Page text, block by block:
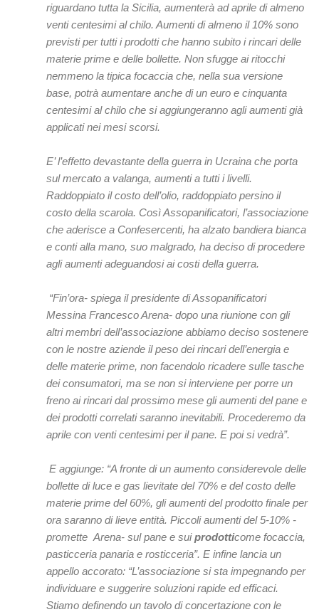
riguardano tutta la Sicilia, aumenterà ad aprile di almeno
venti centesimi al chilo. Aumenti di almeno il 10% sono
previsti per tutti i prodotti che hanno subito i rincari delle
materie prime e delle bollette. Non sfugge ai ritocchi
nemmeno la tipica focaccia che, nella sua versione
base, potrà aumentare anche di un euro e cinquanta
centesimi al chilo che si aggiungeranno agli aumenti già
applicati nei mesi scorsi.
E’ l’effetto devastante della guerra in Ucraina che porta
sul mercato a valanga, aumenti a tutti i livelli.
Raddoppiato il costo dell’olio, raddoppiato persino il
costo della scarola. Così Assopanificatori, l’associazione
che aderisce a Confesercenti, ha alzato bandiera bianca
e conti alla mano, suo malgrado, ha deciso di procedere
agli aumenti adeguandosi ai costi della guerra.
“Fin’ora- spiega il presidente di Assopanificatori
Messina Francesco Arena- dopo una riunione con gli
altri membri dell’associazione abbiamo deciso sostenere
con le nostre aziende il peso dei rincari dell’energia e
delle materie prime, non facendolo ricadere sulle tasche
dei consumatori, ma se non si interviene per porre un
freno ai rincari dal prossimo mese gli aumenti del pane e
dei prodotti correlati saranno inevitabili. Procederemo da
aprile con venti centesimi per il pane. E poi si vedrà”.
E aggiunge: “A fronte di un aumento considerevole delle
bollette di luce e gas lievitate del 70% e del costo delle
materie prime del 60%, gli aumenti del prodotto finale per
ora saranno di lieve entità. Piccoli aumenti del 5-10% -
promette Arena- sul pane e suiprodotticome focaccia,
pasticceria panaria e rosticceria”. E infine lancia un
appello accorato: “L’associazione si sta impegnando per
individuare e suggerire soluzioni rapide ed efficaci.
Stiamo definendo un tavolo di concertazione con le